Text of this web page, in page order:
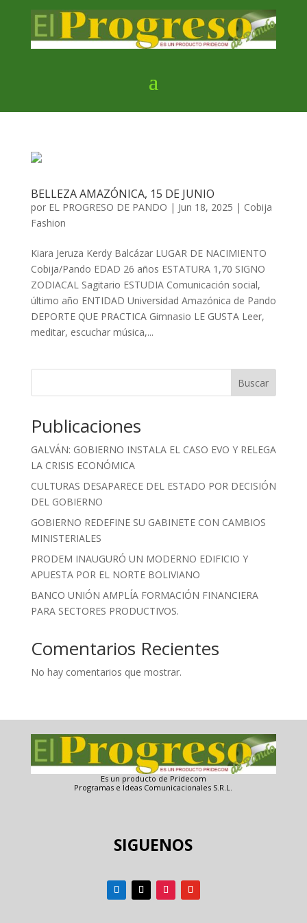
BELLEZA AMAZÓNICA, 15 DE JUNIO
por EL PROGRESO DE PANDO | Jun 18, 2025 | Cobija
Fashion
Kiara Jeruza Kerdy Balcázar LUGAR DE NACIMIENTO
Cobija/Pando EDAD 26 años ESTATURA 1,70 SIGNO
ZODIACAL Sagitario ESTUDIA Comunicación social,
último año ENTIDAD Universidad Amazónica de Pando
DEPORTE QUE PRACTICA Gimnasio LE GUSTA Leer,
meditar, escuchar música,...
Buscar
Publicaciones
GALVÁN: GOBIERNO INSTALA EL CASO EVO Y RELEGA
LA CRISIS ECONÓMICA
CULTURAS DESAPARECE DEL ESTADO POR DECISIÓN
DEL GOBIERNO
GOBIERNO REDEFINE SU GABINETE CON CAMBIOS
MINISTERIALES
PRODEM INAUGURÓ UN MODERNO EDIFICIO Y
APUESTA POR EL NORTE BOLIVIANO
BANCO UNIÓN AMPLÍA FORMACIÓN FINANCIERA
PARA SECTORES PRODUCTIVOS.
Comentarios Recientes
No hay comentarios que mostrar.
Es un producto de Pridecom
Programas e Ideas Comunicacionales S.R.L.
SIGUENOS